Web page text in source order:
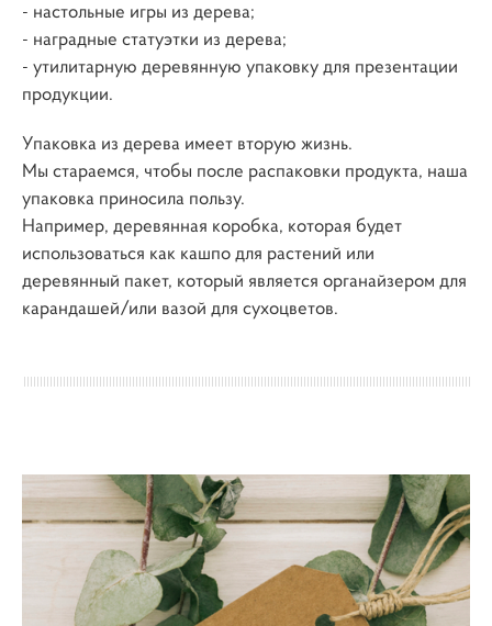
- настольные игры из дерева;
- наградные статуэтки из дерева;
- утилитарную деревянную упаковку для презентации
продукции.
Упаковка из дерева имеет вторую жизнь.
Мы стараемся, чтобы после распаковки продукта, наша
упаковка приносила пользу.
Например, деревянная коробка, которая будет
использоваться как кашпо для растений или
деревянный пакет, который является органайзером для
карандашей/или вазой для сухоцветов.